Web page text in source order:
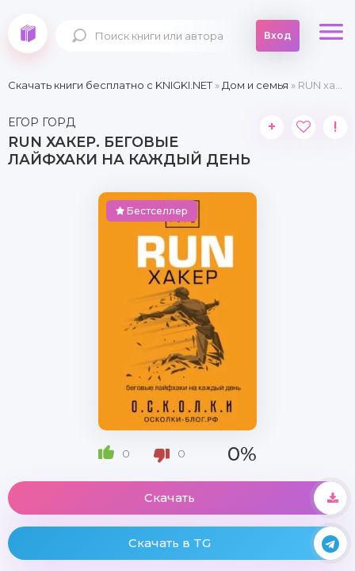
Вход
Скачать книги бесплатно c KNIGKI.NET» Дом и семья » RUN хакер. Беговые лайфхаки на каждый день
ЕГОР ГОРД
RUN ХАКЕР. БЕГОВЫЕ
ЛАЙФХАКИ НА КАЖДЫЙ ДЕНЬ
+ !
Бестселлер
0 0 0%
Скачать
Скачать в TG